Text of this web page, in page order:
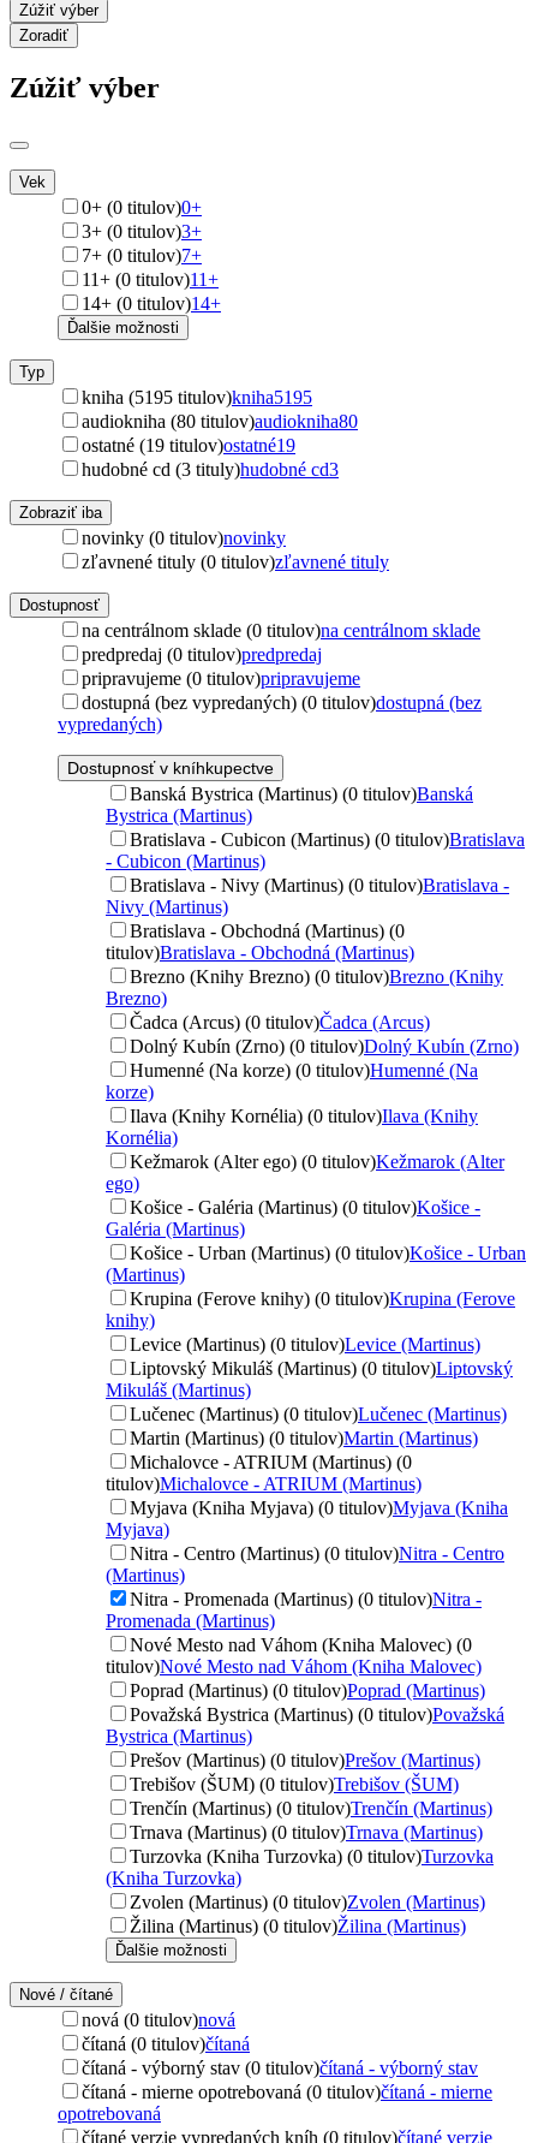
Zúžiť výber
Zoradiť
Zúžiť výber
Vek
0+ (0 titulov)0+
3+ (0 titulov)3+
7+ (0 titulov)7+
11+ (0 titulov)11+
14+ (0 titulov)14+
Ďalšie možnosti
Typ
kniha (5195 titulov)kniha5195
audiokniha (80 titulov)audiokniha80
ostatné (19 titulov)ostatné19
hudobné cd (3 tituly)hudobné cd3
Zobraziť iba
novinky (0 titulov)novinky
zľavnené tituly (0 titulov)zľavnené tituly
Dostupnosť
na centrálnom sklade (0 titulov)na centrálnom sklade
predpredaj (0 titulov)predpredaj
pripravujeme (0 titulov)pripravujeme
dostupná (bez vypredaných) (0 titulov)dostupná (bez
vypredaných)
Dostupnosť v kníhkupectve
Banská Bystrica (Martinus) (0 titulov)Banská
Bystrica (Martinus)
Bratislava - Cubicon (Martinus) (0 titulov)Bratislava
- Cubicon (Martinus)
Bratislava - Nivy (Martinus) (0 titulov)Bratislava -
Nivy (Martinus)
Bratislava - Obchodná (Martinus) (0
titulov)Bratislava - Obchodná (Martinus)
Brezno (Knihy Brezno) (0 titulov)Brezno (Knihy
Brezno)
Čadca (Arcus) (0 titulov)Čadca (Arcus)
Dolný Kubín (Zrno) (0 titulov)Dolný Kubín (Zrno)
Humenné (Na korze) (0 titulov)Humenné (Na
korze)
Ilava (Knihy Kornélia) (0 titulov)Ilava (Knihy
Kornélia)
Kežmarok (Alter ego) (0 titulov)Kežmarok (Alter
ego)
Košice - Galéria (Martinus) (0 titulov)Košice -
Galéria (Martinus)
Košice - Urban (Martinus) (0 titulov)Košice - Urban
(Martinus)
Krupina (Ferove knihy) (0 titulov)Krupina (Ferove
knihy)
Levice (Martinus) (0 titulov)Levice (Martinus)
Liptovský Mikuláš (Martinus) (0 titulov)Liptovský
Mikuláš (Martinus)
Lučenec (Martinus) (0 titulov)Lučenec (Martinus)
Martin (Martinus) (0 titulov)Martin (Martinus)
Michalovce - ATRIUM (Martinus) (0
titulov)Michalovce - ATRIUM (Martinus)
Myjava (Kniha Myjava) (0 titulov)Myjava (Kniha
Myjava)
Nitra - Centro (Martinus) (0 titulov)Nitra - Centro
(Martinus)
Nitra - Promenada (Martinus) (0 titulov)Nitra -
Promenada (Martinus)
Nové Mesto nad Váhom (Kniha Malovec) (0
titulov)Nové Mesto nad Váhom (Kniha Malovec)
Poprad (Martinus) (0 titulov)Poprad (Martinus)
Považská Bystrica (Martinus) (0 titulov)Považská
Bystrica (Martinus)
Prešov (Martinus) (0 titulov)Prešov (Martinus)
Trebišov (ŠUM) (0 titulov)Trebišov (ŠUM)
Trenčín (Martinus) (0 titulov)Trenčín (Martinus)
Trnava (Martinus) (0 titulov)Trnava (Martinus)
Turzovka (Kniha Turzovka) (0 titulov)Turzovka
(Kniha Turzovka)
Zvolen (Martinus) (0 titulov)Zvolen (Martinus)
Žilina (Martinus) (0 titulov)Žilina (Martinus)
Ďalšie možnosti
Nové / čítané
nová (0 titulov)nová
čítaná (0 titulov)čítaná
čítaná - výborný stav (0 titulov)čítaná - výborný stav
čítaná - mierne opotrebovaná (0 titulov)čítaná - mierne
opotrebovaná
čítané verzie vypredaných kníh (0 titulov)čítané verzie